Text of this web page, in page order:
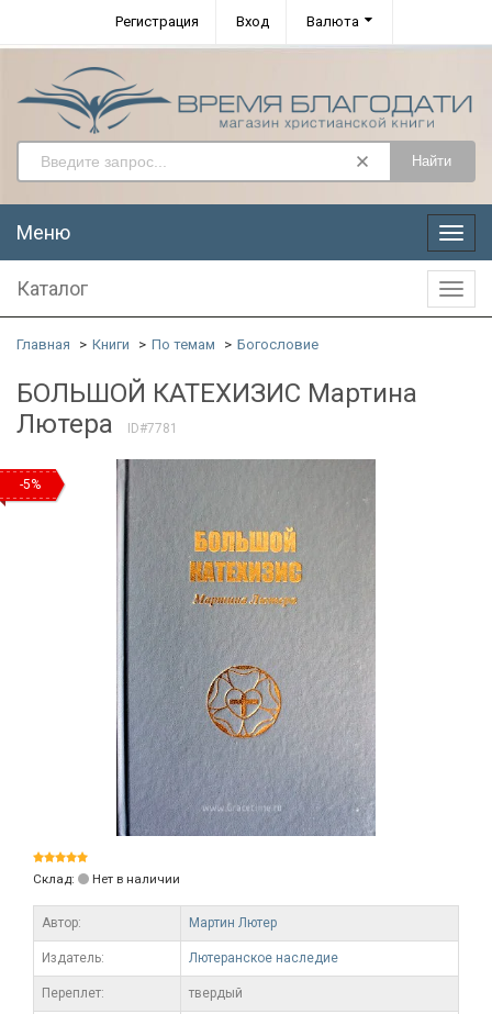
Регистрация Вход Валюта
Найти
Меню
Меню
Каталог
Главная Книги По темам Богословие
БОЛЬШОЙ КАТЕХИЗИС Мартина
Лютера
ID#7781
-5%
Склад: Нет в наличии
Автор: Мартин Лютер
Издатель: Лютеранское наследие
Переплет: твердый